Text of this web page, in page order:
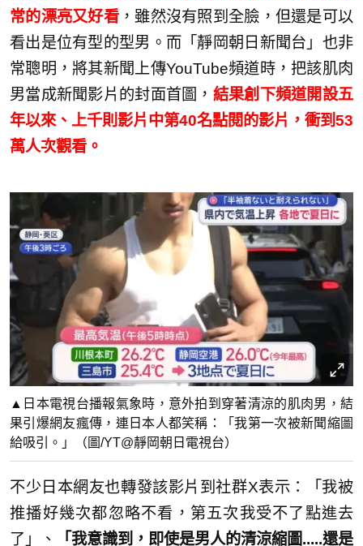
常的漂亮又好看 ，雖然沒有照到全臉，但還是可以
看出是位有型的型男。而「靜岡朝日新聞台」也非
常聰明，將其新聞上傳YouTube頻道時，把該肌肉
男當成新聞影片的封面首圖， 結果創下頻道開設五
年以來、上千則影片中第40名點閱的影片，衝到53
萬人次觀看。
▲日本電視台播報氣象時，意外拍到穿著清涼的肌肉男，結
果引爆網友瘋傳，連日本人都笑稱：「我第一次被新聞縮圖
給吸引。」（圖/YT@靜岡朝日電視台）
不少日本網友也轉發該影片到社群X表示：「我被
推播好幾次都忽略不看，第五次我受不了點進去
了」、
「我意識到，即使是男人的清涼縮圖.....還是